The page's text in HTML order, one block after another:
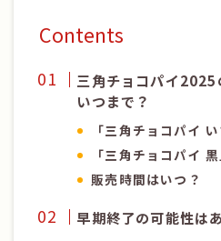
Contents
三角チョコパイ2025
いつまで？
「三角チョコパイ
「三角チョコパイ 黒
販売時間はいつ？
早期終了の可能性は